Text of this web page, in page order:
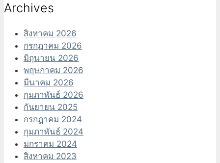
Archives
สิงหาคม 2026
กรกฎาคม 2026
มิถุนายน 2026
พฤษภาคม 2026
มีนาคม 2026
กุมภาพันธ์ 2026
กันยายน 2025
กรกฎาคม 2024
กุมภาพันธ์ 2024
มกราคม 2024
สิงหาคม 2023